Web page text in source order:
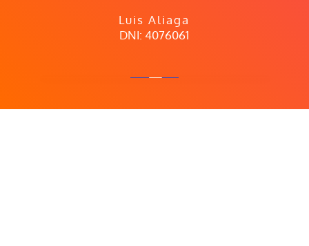
Luis Aliaga
DNI: 4076061